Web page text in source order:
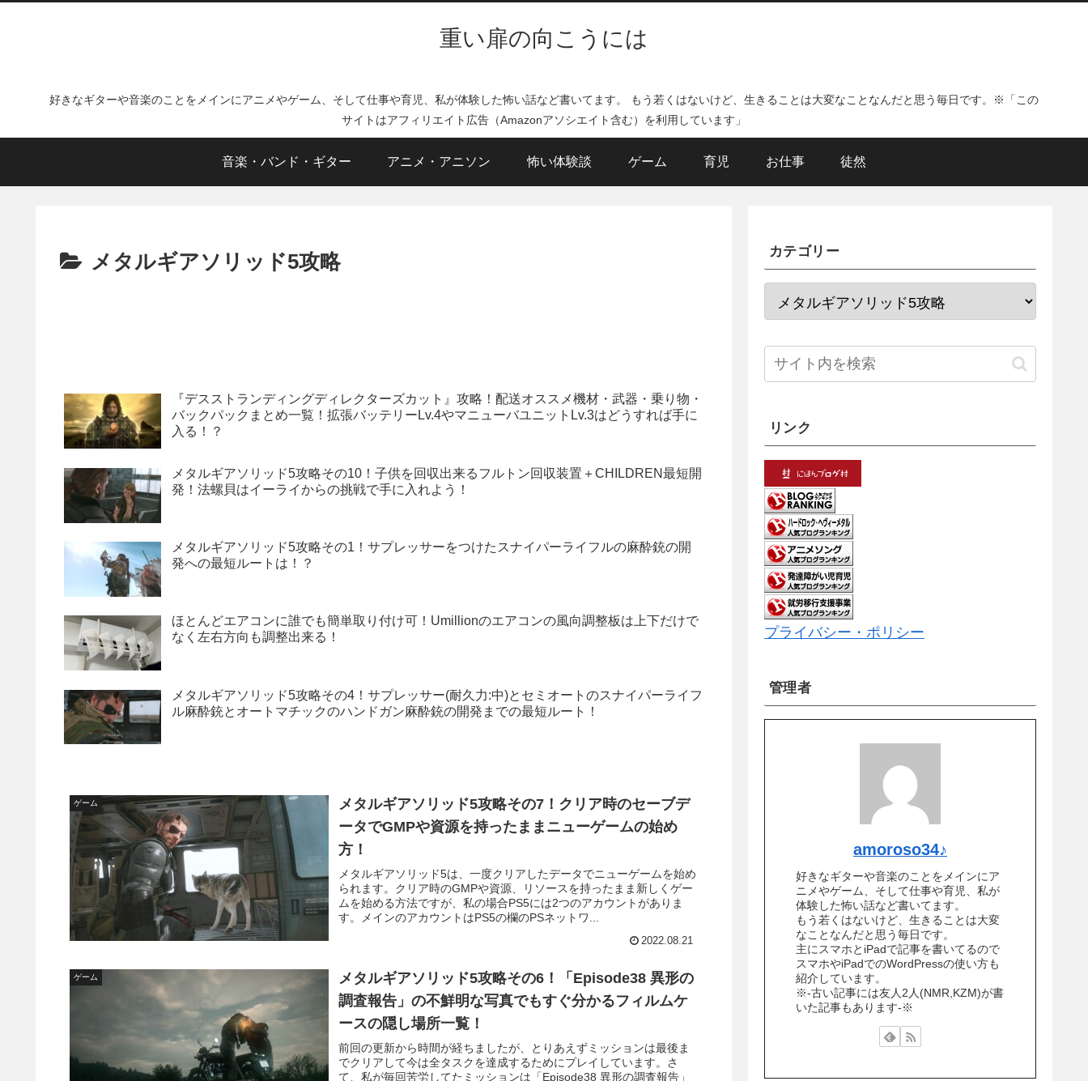
重い扉の向こうには
好きなギターや音楽のことをメインにアニメやゲーム、そして仕事や育児、私が体験した怖い話など書いてます。 もう若くはないけど、生きることは大変なことなんだと思う毎日です。※「この
サイトはアフィリエイト広告（Amazonアソシエイト含む）を利用しています」
音楽・バンド・ギター アニメ・アニソン 怖い体験談 ゲーム 育児 お仕事 徒然
メタルギアソリッド5攻略
『デスストランディングディレクターズカット』攻略！配送オススメ機材・武器・乗り物・
バックパックまとめ一覧！拡張バッテリーLv.4やマニューバユニットLv.3はどうすれば手に
入る！？
メタルギアソリッド5攻略その10！子供を回収出来るフルトン回収装置＋CHILDREN最短開
発！法螺貝はイーライからの挑戦で手に入れよう！
メタルギアソリッド5攻略その1！サプレッサーをつけたスナイパーライフルの麻酔銃の開
発への最短ルートは！？
ほとんどエアコンに誰でも簡単取り付け可！Umillionのエアコンの風向調整板は上下だけで
なく左右方向も調整出来る！
メタルギアソリッド5攻略その4！サプレッサー(耐久力:中)とセミオートのスナイパーライフ
ル麻酔銃とオートマチックのハンドガン麻酔銃の開発までの最短ルート！
ゲーム
メタルギアソリッド5攻略その7！クリア時のセーブデ
ータでGMPや資源を持ったままニューゲームの始め
方！
メタルギアソリッド5は、一度クリアしたデータでニューゲームを始め
られます。クリア時のGMPや資源、リソースを持ったまま新しくゲー
ムを始める方法ですが、私の場合PS5には2つのアカウントがありま
す。メインのアカウントはPS5の欄のPSネットワ...
2022.08.21
ゲーム
メタルギアソリッド5攻略その6！「Episode38 異形の
調査報告」の不鮮明な写真でもすぐ分かるフィルムケ
ースの隠し場所一覧！
前回の更新から時間が経ちましたが、とりあえずミッションは最後ま
でクリアして今は全タスクを達成するためにプレイしています。さ
て、私が毎回苦労してたミッションは「Episode38 異形の調査報告」
カテゴリー
リンク
プライバシー・ポリシー
管理者
amoroso34♪
好きなギターや音楽のことをメインにア
ニメやゲーム、そして仕事や育児、私が
体験した怖い話など書いてます。
もう若くはないけど、生きることは大変
なことなんだと思う毎日です。
主にスマホとiPadで記事を書いてるので
スマホやiPadでのWordPressの使い方も
紹介しています。
※-古い記事には友人2人(NMR,KZM)が書
いた記事もあります-※